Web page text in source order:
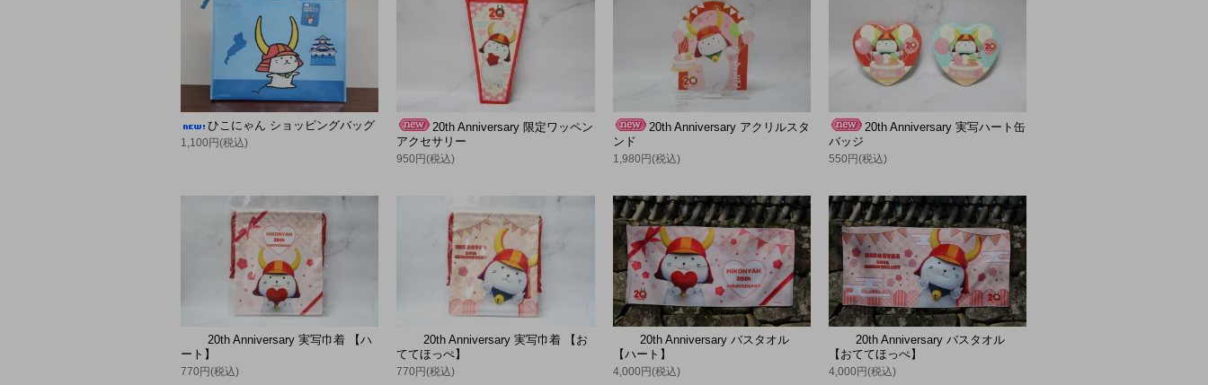
ひこにゃん ショッピングバッグ
1,100円(税込)
20th Anniversary 限定ワッペン
アクセサリー
950円(税込)
20th Anniversary アクリルスタ
ンド
1,980円(税込)
20th Anniversary 実写ハート缶
バッジ
550円(税込)
20th Anniversary 実写巾着 【ハ
ート】
770円(税込)
20th Anniversary 実写巾着 【お
ててほっぺ】
770円(税込)
20th Anniversary バスタオル
【ハート】
4,000円(税込)
20th Anniversary バスタオル
【おててほっぺ】
4,000円(税込)